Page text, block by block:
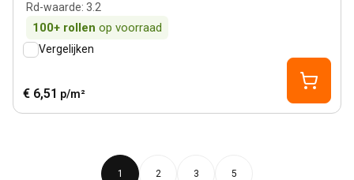
Rd-waarde: 3.2
100+ rollen op voorraad
Vergelijken
€ 6,51 p/m²
1 2 3 5